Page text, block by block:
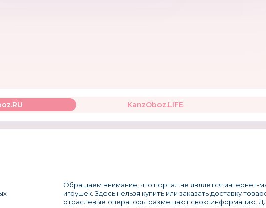
KanzOboz.LIFE
Обращаем внимание, что портал не является интернет-
игрушек. Здесь нельзя купить или заказать доставку
отраслевые операторы размещают свою информацию.